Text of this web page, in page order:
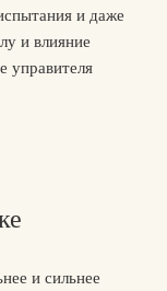
и даже
и влияние
управителя
и сильнее